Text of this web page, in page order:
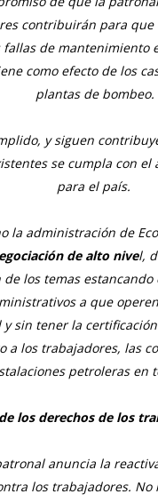
contribuirán para
de mantenimiento
como efecto de los
plantas de bombeo.
y siguen
se cumpla con
para el país.
la administración de
de alto nivel,
los temas
a que
sin tener la
a los trabajadores, las
petroleras en
los derechos de los
anuncia la
los trabajadores.